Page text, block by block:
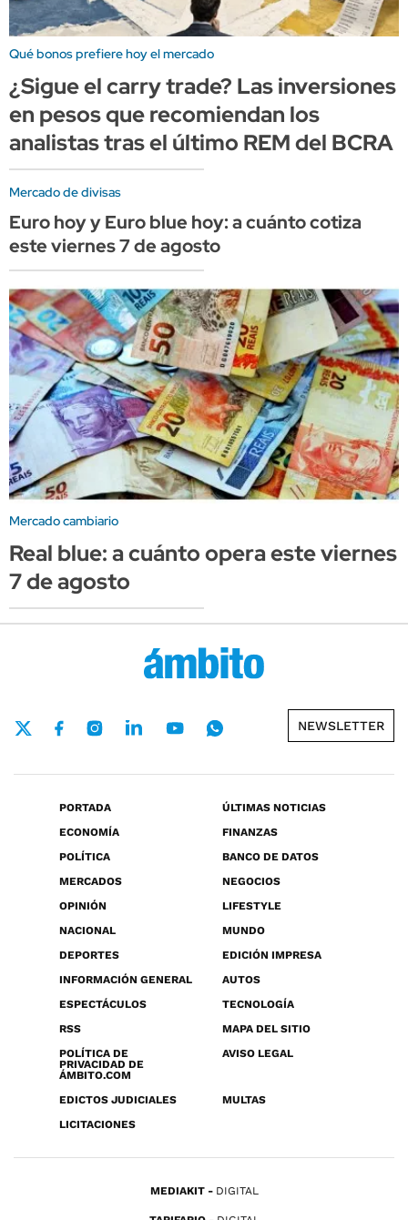
Qué bonos prefiere hoy el mercado
¿Sigue el carry trade? Las inversiones
en pesos que recomiendan los
analistas tras el último REM del BCRA
Mercado de divisas
Euro hoy y Euro blue hoy: a cuánto cotiza
este viernes 7 de agosto
Mercado cambiario
Real blue: a cuánto opera este viernes
7 de agosto
NEWSLETTER
PORTADA
ÚLTIMAS NOTICIAS
ECONOMÍA
FINANZAS
POLÍTICA
BANCO DE DATOS
MERCADOS
NEGOCIOS
OPINIÓN
LIFESTYLE
NACIONAL
MUNDO
DEPORTES
EDICIÓN IMPRESA
INFORMACIÓN GENERAL
AUTOS
ESPECTÁCULOS
TECNOLOGÍA
RSS
MAPA DEL SITIO
POLÍTICA DE
PRIVACIDAD DE
ÁMBITO.COM
AVISO LEGAL
EDICTOS JUDICIALES
MULTAS
LICITACIONES
MEDIAKIT DIGITAL